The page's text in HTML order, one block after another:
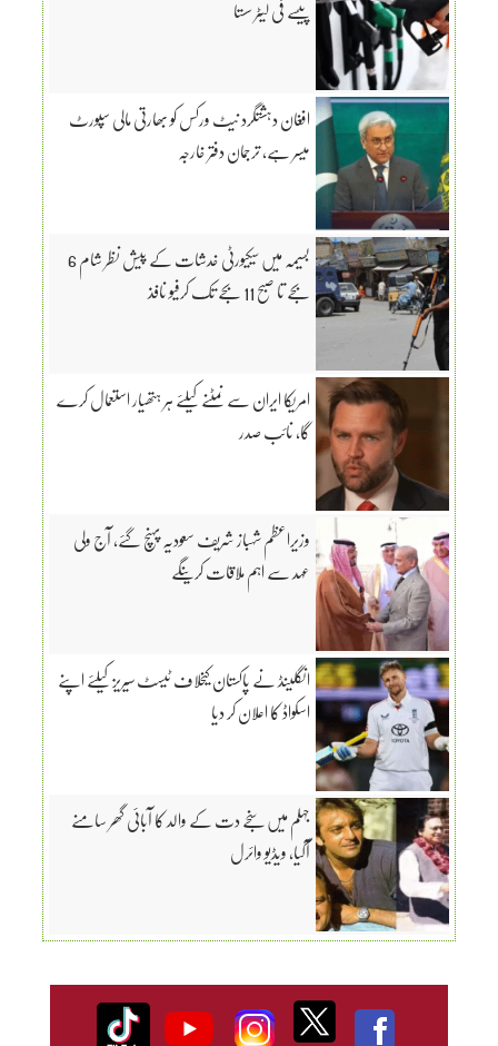
پیسے فی لیٹر سستا
افغان دہشتگرد نیٹ ورکس کو بھارتی مالی سپورٹ
میسر ہے، ترجمان دفتر خارجہ
بسیمہ میں سیکیورٹی خدشات کے پیش نظر شام 6
بجے تا صبح 11 بجے تک کرفیو نافذ
امریکا ایران سے نمٹنے کیلئے ہر ہتھیار استعمال کرے
گا، نائب صدر
وزیراعظم شہباز شریف سعودیہ پہنچ گئے، آج ولی
عہد سے اہم ملاقات کرینگے
انگلینڈ نے پاکستان کیخلاف ٹیسٹ سیریز کیلئے اپنے
اسکواڈ کا اعلان کر دیا
جہلم میں سنجے دت کے والد کا آبائی گھر سامنے
آگیا، ویڈیو وائرل